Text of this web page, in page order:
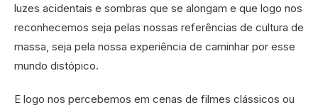
luzes acidentais e sombras que se alongam e que logo nos
reconhecemos seja pelas nossas referências de cultura de
massa, seja pela nossa experiência de caminhar por esse
mundo distópico.
E logo nos percebemos em cenas de filmes clássicos ou